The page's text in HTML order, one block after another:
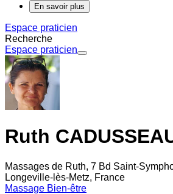
En savoir plus
Espace praticien
Recherche
Espace praticien
Ruth
Massages de Ruth, 7 Bd Saint-
Longeville-lès-Metz, France
Massage Bien-être